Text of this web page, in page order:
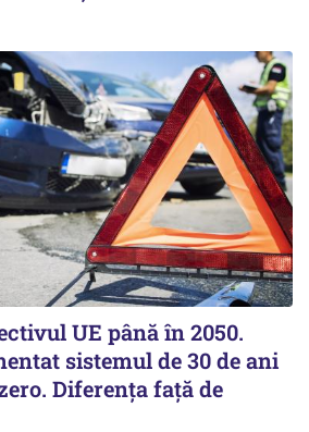
UE până în 2050.
sistemul de 30 de ani
Diferenţa faţă de